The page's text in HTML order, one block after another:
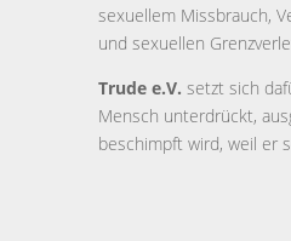
sexuellem Missbrauch,
und sexuellen
Trude e.V. setzt sich
Mensch unterdrückt,
beschimpft wird, weil er